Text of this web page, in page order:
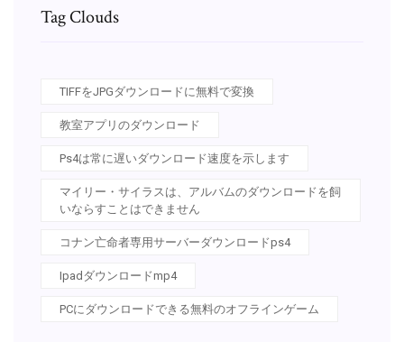
Tag Clouds
TIFFをJPGダウンロードに無料で変換
教室アプリのダウンロード
Ps4は常に遅いダウンロード速度を示します
マイリー・サイラスは、アルバムのダウンロードを飼
いならすことはできません
コナン亡命者専用サーバーダウンロードps4
Ipadダウンロードmp4
PCにダウンロードできる無料のオフラインゲーム